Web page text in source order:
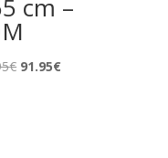
cm –
€ El
91.95€El